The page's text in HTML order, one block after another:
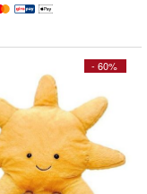
- 60%